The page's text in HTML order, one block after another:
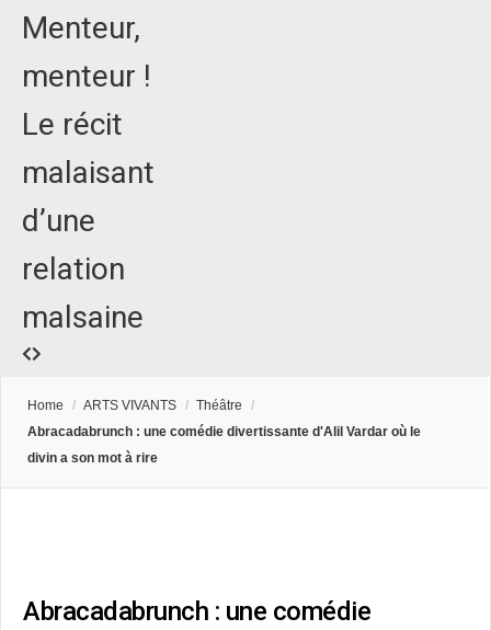
Menteur,
menteur !
Le récit
malaisant
d’une
relation
malsaine
Home / ARTS VIVANTS / Théâtre
/
Abracadabrunch : une comédie divertissante d'Alil Vardar où le
divin a son mot à rire
Abracadabrunch : une comédie